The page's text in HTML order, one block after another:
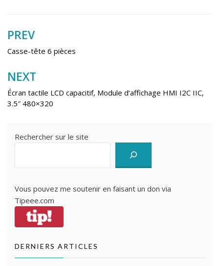
Navigation
de
l’article
PREV
Casse-tête 6 pièces
NEXT
Écran tactile LCD capacitif, Module d’affichage HMI I2C IIC,
3.5″ 480×320
Rechercher sur le site
Vous pouvez me soutenir en faisant un don via
Tipeee.com
DERNIERS ARTICLES